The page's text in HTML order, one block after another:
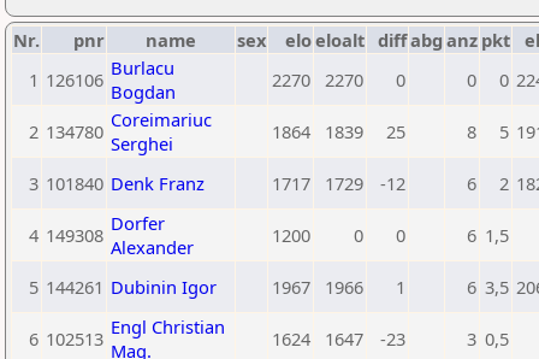
Nr. pnr name sex eloeloalt diffabg anz pkt
1 126106 Burlacu
Bogdan
2270 2270 0 0 0
2 134780 Coreimariuc
Serghei
1864 1839 25 8 5
3 101840 Denk Franz 1717 1729 -12 6 2
4 149308 Dorfer
Alexander
1200 0 0 6 1,5
5 144261 Dubinin Igor 1967 1966 1 6 3,5
6 102513 Engl Christian
Mag.
1624 1647 -23 3 0,5